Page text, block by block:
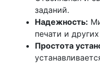
заданий.
Надежность:
печати и
Простота